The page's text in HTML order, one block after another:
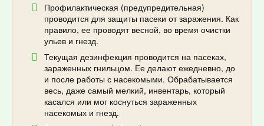
Профилактическая (предупредительная)
проводится для защиты пасеки от заражения. Как
правило, ее проводят весной, во время очистки
ульев и гнезд.
Текущая дезинфекция проводится на пасеках,
зараженных гнильцом. Ее делают ежедневно, до
и после работы с насекомыми. Обрабатывается
весь, даже самый мелкий, инвентарь, который
касался или мог коснуться зараженных
насекомых и гнезд.